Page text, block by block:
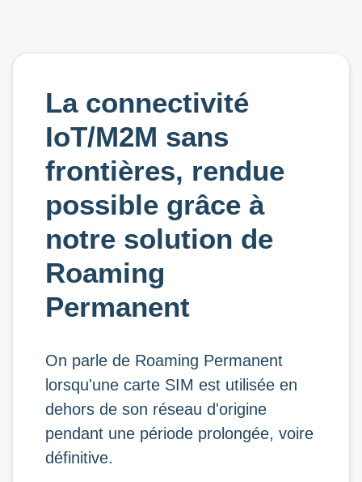
La connectivité
IoT/M2M sans
frontières, rendue
possible grâce à
notre solution de
Roaming
Permanent
On parle de Roaming Permanent
lorsqu'une carte SIM est utilisée en
dehors de son réseau d'origine
pendant une période prolongée, voire
définitive.